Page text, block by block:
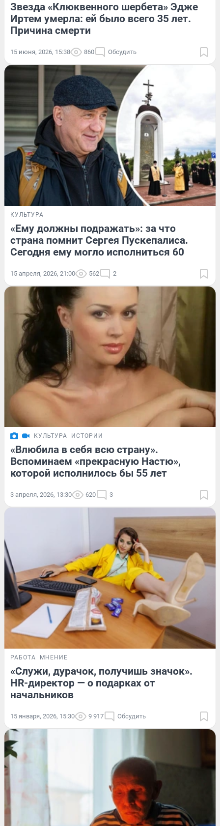
Звезда «Клюквенного шербета» Эдже
Иртем умерла: ей было всего 35 лет.
Причина смерти
15 июня, 2026, 15:38 860 Обсудить
КУЛЬТУРА
«Ему должны подражать»: за что
страна помнит Сергея Пускепалиса.
Сегодня ему могло исполниться 60
15 апреля, 2026, 21:00 562 2
КУЛЬТУРА ИСТОРИИ
«Влюбила в себя всю страну».
Вспоминаем «прекрасную Настю»,
которой исполнилось бы 55 лет
3 апреля, 2026, 13:30 620 3
РАБОТА МНЕНИЕ
«Служи, дурачок, получишь значок».
HR-директор — о подарках от
начальников
15 января, 2026, 15:30 9 917 Обсудить